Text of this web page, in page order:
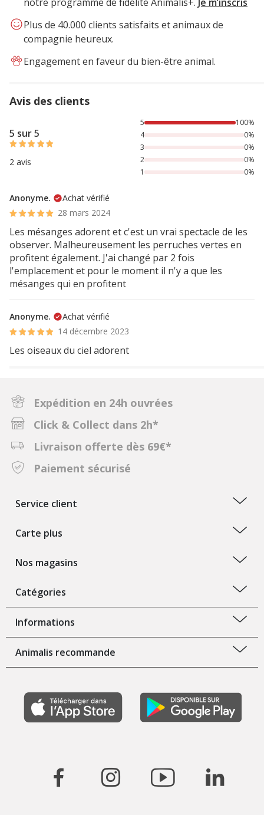
Plus de 40.000 clients satisfaits et animaux de
compagnie heureux.
Engagement en faveur du bien-être animal.
Avis des clients
5 sur 5
2 avis
100% des personnes lont noté avec {1} étoiles,
5
100%
4
0%
3
0%
2
0%
1
0%
Anonyme.
Achat vérifié
28 mars 2024
Les mésanges adorent et c'est un vrai spectacle de les
observer. Malheureusement les perruches vertes en
profitent également. J'ai changé par 2 fois
l'emplacement et pour le moment il n'y a que les
mésanges qui en profitent
Anonyme.
Achat vérifié
14 décembre 2023
Les oiseaux du ciel adorent
Expédition en 24h ouvrées
Click & Collect dans 2h*
Livraison offerte dès 69€*
Paiement sécurisé
Service client
Carte plus
Nos magasins
Catégories
Informations
Animalis recommande